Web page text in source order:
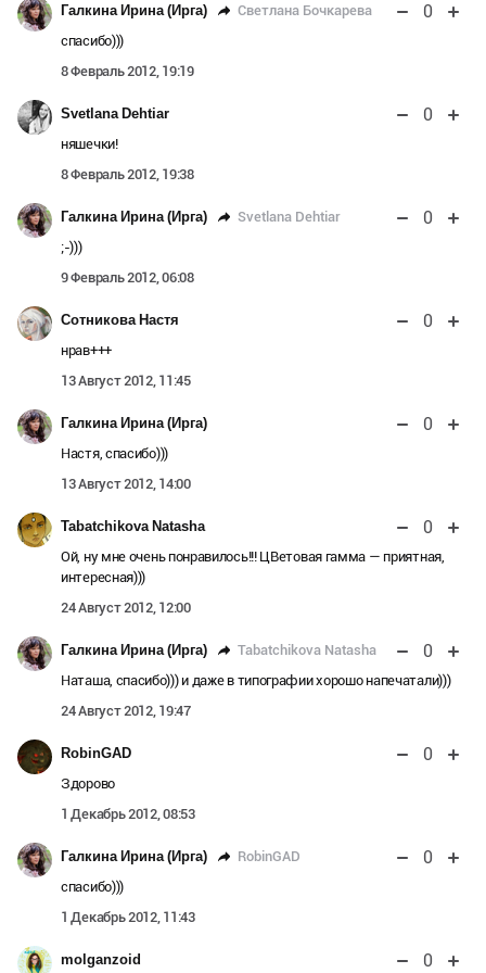
Галкина Ирина (Ирга) Светлана Бочкарева 0
спасибо)))
8 Февраль 2012, 19:19
Svetlana Dehtiar 0
няшечки!
8 Февраль 2012, 19:38
Галкина Ирина (Ирга) Svetlana Dehtiar 0
;-)))
9 Февраль 2012, 06:08
Сотникова Настя 0
нрав+++
13 Август 2012, 11:45
Галкина Ирина (Ирга) 0
Настя, спасибо)))
13 Август 2012, 14:00
Tabatchikova Natasha 0
Ой, ну мне очень понравилось!!! ЦВетовая гамма — приятная,
интересная)))
24 Август 2012, 12:00
Галкина Ирина (Ирга) Tabatchikova Natasha 0
Наташа, спасибо))) и даже в типографии хорошо напечатали)))
24 Август 2012, 19:47
RobinGAD 0
Здорово
1 Декабрь 2012, 08:53
Галкина Ирина (Ирга) RobinGAD 0
спасибо)))
1 Декабрь 2012, 11:43
molganzoid 0